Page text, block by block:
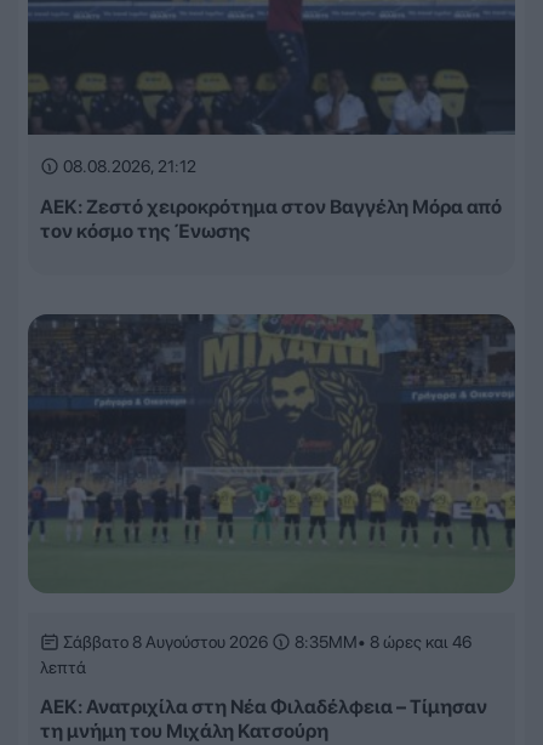
08.08.2026, 21:12
ΑΕΚ: Ζεστό χειροκρότημα στον Βαγγέλη Μόρα από
τον κόσμο της Ένωσης
Σάββατο 8 Αυγούστου 2026 8:35ΜΜ• 8 ώρες και 46
λεπτά
ΑΕΚ: Ανατριχίλα στη Νέα Φιλαδέλφεια – Τίμησαν
τη μνήμη του Μιχάλη Κατσούρη